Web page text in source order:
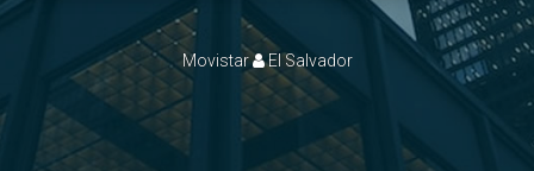
Movistar El Salvador